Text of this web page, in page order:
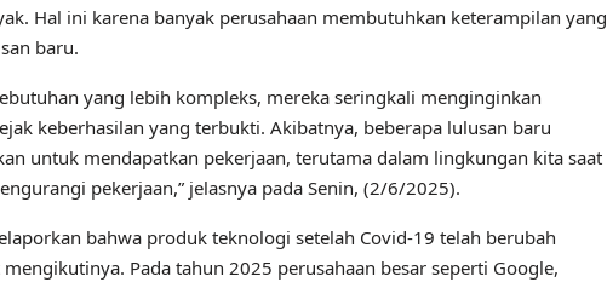
Hal ini karena banyak perusahaan membutuhkan keterampilan yang
baru.
yang lebih kompleks, mereka seringkali menginginkan
keberhasilan yang terbukti. Akibatnya, beberapa lulusan baru
untuk mendapatkan pekerjaan, terutama dalam lingkungan kita saat
pekerjaan,” jelasnya pada Senin, (2/6/2025).
bahwa produk teknologi setelah Covid-19 telah berubah
Pada tahun 2025 perusahaan besar seperti Google,